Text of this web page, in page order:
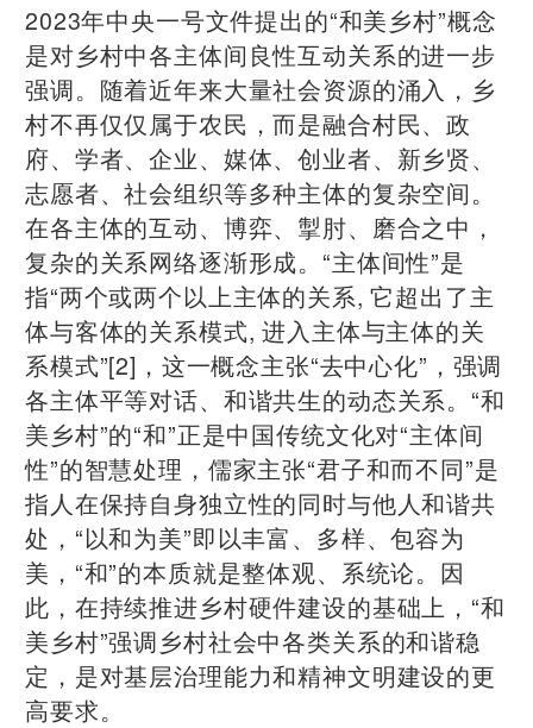
2023年中央一号文件提出的“和美乡村”概念
是对乡村中各主体间良性互动关系的进一步
强调。随着近年来大量社会资源的涌入，乡
村不再仅仅属于农民，而是融合村民、政
府、学者、企业、媒体、创业者、新乡贤、
志愿者、社会组织等多种主体的复杂空间。
在各主体的互动、博弈、掣肘、磨合之中，
复杂的关系网络逐渐形成。“主体间性”是
指“两个或两个以上主体的关系, 它超出了主
体与客体的关系模式, 进入主体与主体的关
系模式”[2]，这一概念主张“去中心化”，强调
各主体平等对话、和谐共生的动态关系。“和
美乡村”的“和”正是中国传统文化对“主体间
性”的智慧处理，儒家主张“君子和而不同”是
指人在保持自身独立性的同时与他人和谐共
处，“以和为美”即以丰富、多样、包容为
美，“和”的本质就是整体观、系统论。因
此，在持续推进乡村硬件建设的基础上，“和
美乡村”强调乡村社会中各类关系的和谐稳
定，是对基层治理能力和精神文明建设的更
高要求。